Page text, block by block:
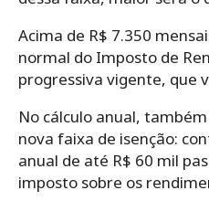
Acima de R$ 7.350
normal do Imposto de
progressiva vigente, que
No cálculo anual,
nova faixa de isenção:
anual de até R$ 60 mil
imposto sobre os